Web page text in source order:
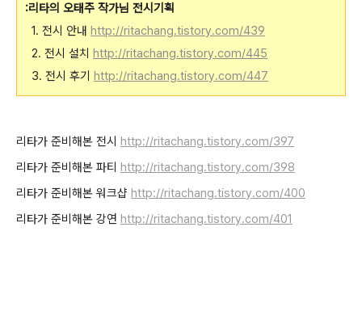
:리타의 오태주 작가님 전시기획
1. 전시 안내 http://ritachang.tistory.com/439
2. 전시 설치 http://ritachang.tistory.com/445
3. 전시 후기
http://ritachang.tistory.com/447
리타가 준비해본 전시 http://ritachang.tistory.com/397
리타가 준비해본 파티 http://ritachang.tistory.com/398
리타가 준비해본 워크샵 http://ritachang.tistory.com/400
리타가 준비해본 강연 http://ritachang.tistory.com/401